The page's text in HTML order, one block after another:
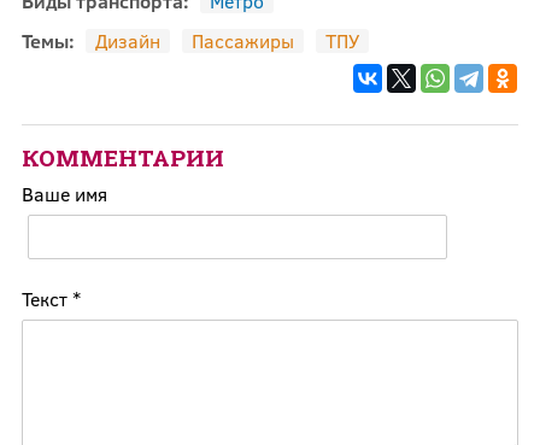
Темы:
Дизайн Пассажиры ТПУ
КОММЕНТАРИИ
Ваше имя
Текст *